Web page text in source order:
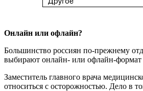
Онлайн или офлайн?
Большинство россиян по-прежнему
выбирают онлайн- или офлайн-формат
Заместитель главного врача
относиться с осторожностью. Дело в